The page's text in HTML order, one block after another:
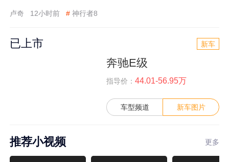
卢奇 12小时前 # 神行者8
已上市 新车
奔驰E级
指导价： 44.01-56.95万
车型频道 新车图片
推荐小视频 更多